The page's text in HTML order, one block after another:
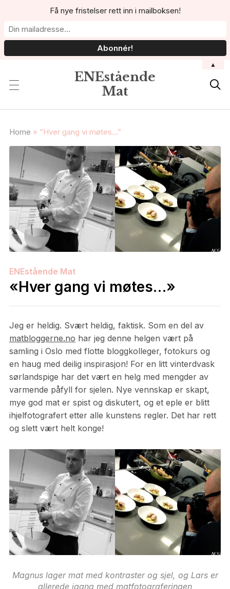
ENEstående
Mat

Home » “Hver gang vi møtes…”
ENEstående Mat
«Hver gang vi møtes…»
Jeg er heldig. Svært heldig, faktisk. Som en del av
matbloggerne.no har jeg denne helgen vært på
samling i Oslo med flotte bloggkolleger, fotokurs og
en haug med deilig inspirasjon! For en litt vinterdvask
sørlandspige har det vært en helg med mengder av
varmende påfyll for sjelen. Nye vennskap er skapt,
mye god mat er spist og diskutert, og et eple er blitt
ihjelfotografert etter alle kunstens regler. Det har rett
og slett vært helt konge!
Magnus lager mat med kontraster og sjel, og Lars er
allerede igang med matfotograferingen
Få nye fristelser rett inn i mailboksen!
▲